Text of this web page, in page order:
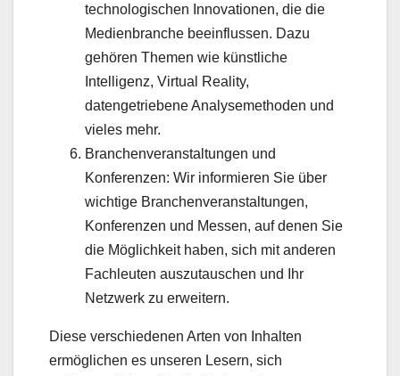
technologischen Innovationen, die die
Medienbranche beeinflussen. Dazu
gehören Themen wie künstliche
Intelligenz, Virtual Reality,
datengetriebene Analysemethoden und
vieles mehr.
Branchenveranstaltungen und
Konferenzen: Wir informieren Sie über
wichtige Branchenveranstaltungen,
Konferenzen und Messen, auf denen Sie
die Möglichkeit haben, sich mit anderen
Fachleuten auszutauschen und Ihr
Netzwerk zu erweitern.
Diese verschiedenen Arten von Inhalten
ermöglichen es unseren Lesern, sich